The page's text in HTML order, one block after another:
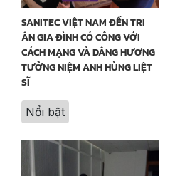
SANITEC VIỆT NAM ĐẾN TRI
ÂN GIA ĐÌNH CÓ CÔNG VỚI
CÁCH MẠNG VÀ DÂNG HƯƠNG
TƯỞNG NIỆM ANH HÙNG LIỆT
SĨ
Nổi bật